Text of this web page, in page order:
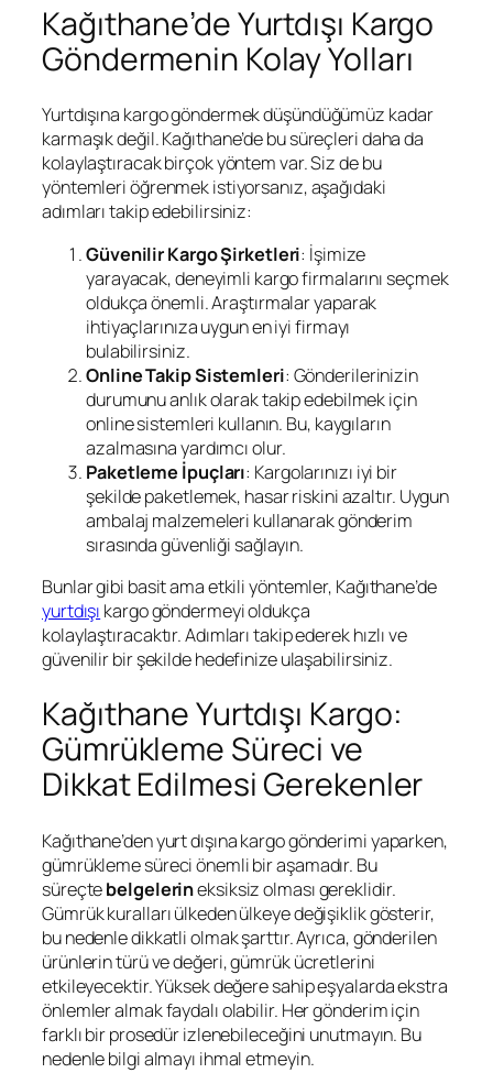
Kağıthane’de Yurtdışı Kargo
Göndermenin Kolay Yolları
Yurtdışına kargo göndermek düşündüğümüz kadar
karmaşık değil. Kağıthane’de bu süreçleri daha da
kolaylaştıracak birçok yöntem var. Siz de bu
yöntemleri öğrenmek istiyorsanız, aşağıdaki
adımları takip edebilirsiniz:
Güvenilir Kargo Şirketleri: İşimize
yarayacak, deneyimli kargo firmalarını seçmek
oldukça önemli. Araştırmalar yaparak
ihtiyaçlarınıza uygun en iyi firmayı
bulabilirsiniz.
Online Takip Sistemleri: Gönderilerinizin
durumunu anlık olarak takip edebilmek için
online sistemleri kullanın. Bu, kaygıların
azalmasına yardımcı olur.
Paketleme İpuçları: Kargolarınızı iyi bir
şekilde paketlemek, hasar riskini azaltır. Uygun
ambalaj malzemeleri kullanarak gönderim
sırasında güvenliği sağlayın.
Bunlar gibi basit ama etkili yöntemler, Kağıthane’de
yurtdışı kargo göndermeyi oldukça
kolaylaştıracaktır. Adımları takip ederek hızlı ve
güvenilir bir şekilde hedefinize ulaşabilirsiniz.
Kağıthane Yurtdışı Kargo:
Gümrükleme Süreci ve
Dikkat Edilmesi Gerekenler
Kağıthane’den yurt dışına kargo gönderimi yaparken,
gümrükleme süreci önemli bir aşamadır. Bu
süreçtebelgelerineksiksiz olması gereklidir.
Gümrük kuralları ülkeden ülkeye değişiklik gösterir,
bu nedenle dikkatli olmak şarttır. Ayrıca, gönderilen
ürünlerin türü ve değeri, gümrük ücretlerini
etkileyecektir. Yüksek değere sahip eşyalarda ekstra
önlemler almak faydalı olabilir. Her gönderim için
farklı bir prosedür izlenebileceğini unutmayın. Bu
nedenle bilgi almayı ihmal etmeyin.